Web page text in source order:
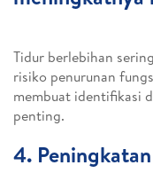
Tidur berlebihan
risiko penurunan
membuat identifikasi
penting.
4.